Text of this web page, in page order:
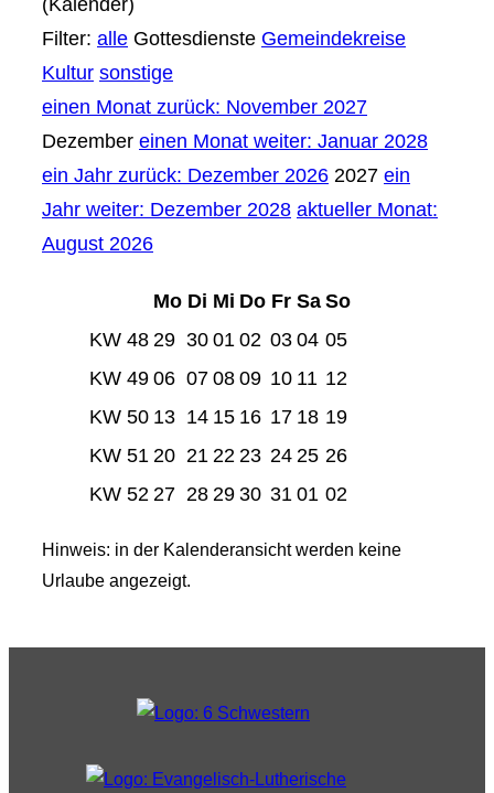
Filter: alle Gottesdienste Gemeindekreise
Kultur sonstige
einen Monat zurück: November 2027
Dezember einen Monat weiter: Januar 2028
ein Jahr zurück: Dezember 2026 2027 ein
Jahr weiter: Dezember 2028 aktueller Monat:
August 2026
Mo Di Mi Do Fr SaSo
KW 4829 300102 0304 05
KW 4906 070809 10 11 12
KW 50 13 14 15 16 17 18 19
KW 5120 212223 2425 26
KW 5227 282930 3101 02
Hinweis: in der Kalenderansicht werden keine
Urlaube angezeigt.